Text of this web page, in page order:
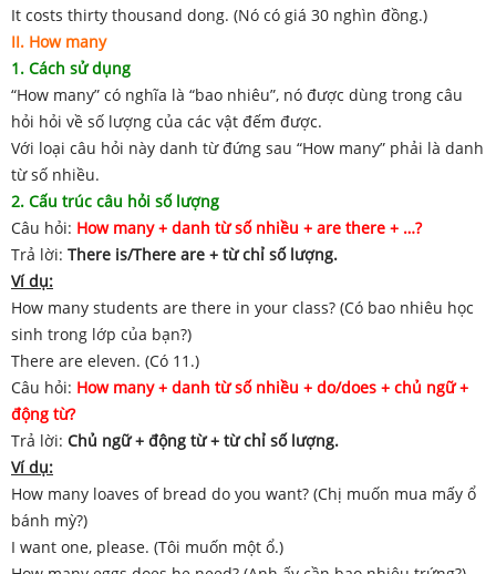
It costs thirty thousand dong. (Nó có giá 30 nghìn đồng.)
II. How many
1. Cách sử dụng
“How many” có nghĩa là “bao nhiêu”, nó được dùng trong câu
hỏi hỏi về số lượng của các vật đếm được.
Với loại câu hỏi này danh từ đứng sau “How many” phải là danh
từ số nhiều.
2. Cấu trúc câu hỏi số lượng
Câu hỏi: How many + danh từ số nhiều + are there + …?
Trả lời: There is/There are + từ chỉ số lượng.
Ví dụ:
How many students are there in your class? (Có bao nhiêu học
sinh trong lớp của bạn?)
There are eleven. (Có 11.)
Câu hỏi: How many + danh từ số nhiều + do/does + chủ ngữ +
động từ?
Trả lời: Chủ ngữ + động từ + từ chỉ số lượng.
Ví dụ:
How many loaves of bread do you want? (Chị muốn mua mấy ổ
bánh mỳ?)
I want one, please. (Tôi muốn một ổ.)